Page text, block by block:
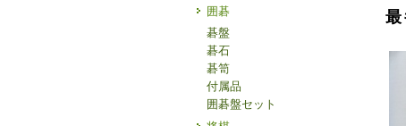
囲碁
碁盤
碁石
碁笥
付属品
囲碁盤セット
最